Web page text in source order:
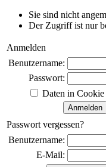
Sie sind nicht
Der Zugriff ist nur
Anmelden
Benutzername:
Passwort:
Daten in Cookie
Passwort vergessen?
Benutzername:
E-Mail: